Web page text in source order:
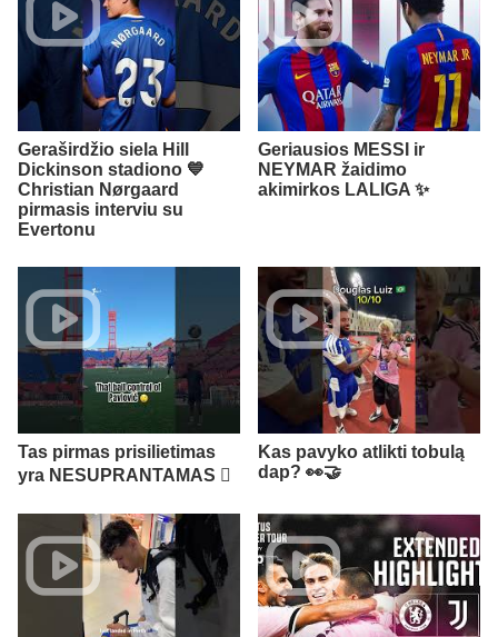
Geraširdžio siela Hill
Dickinson stadiono 💙
Christian Nørgaard
pirmasis interviu su
Evertonu
Geriausios MESSI ir
NEYMAR žaidimo
akimirkos LALIGA ✨
Tas pirmas prisilietimas
yra NESUPRANTAMAS 🫪
Kas pavyko atlikti tobulą
dap? 👀🤝